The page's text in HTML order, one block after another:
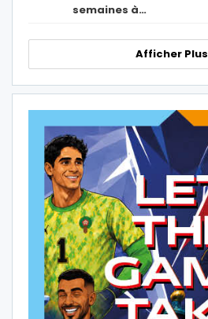
semaines à…
Afficher Plus